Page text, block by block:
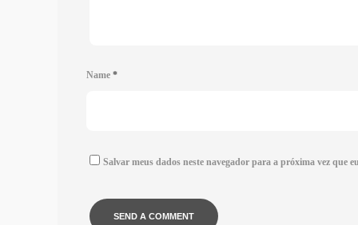
Name *
Salvar meus dados neste navegador para a próxima vez que